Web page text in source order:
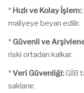
* Hızlı ve Kolay İşlem:
maliyeye beyan edilir.
* Güvenli ve
riski ortadan kalkar.
*Veri Güvenliği:GİB
saklanır.